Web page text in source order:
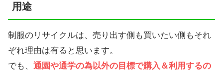
用途
制服のリサイクルは、売り出す側も買いたい側もそれ
ぞれ理由は有ると思います。
でも、 通園や通学の為以外の目標で購入 ＆利用するの